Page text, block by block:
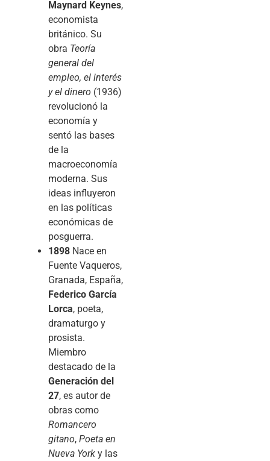
Maynard Keynes,
economista
británico. Su
obra Teoría
general del
empleo, el interés
y el dinero (1936)
revolucionó la
economía y
sentó las bases
de la
macroeconomía
moderna. Sus
ideas influyeron
en las políticas
económicas de
posguerra.
1898 Nace en
Fuente Vaqueros,
Granada, España,
Federico García
Lorca, poeta,
dramaturgo y
prosista.
Miembro
destacado de la
Generación del
27, es autor de
obras como
Romancero
gitano, Poeta en
Nueva York y las